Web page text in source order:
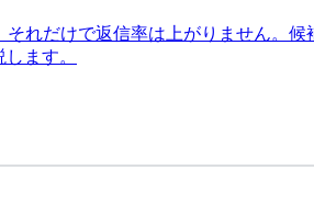
れだけで返信率は上がりません。
ます。